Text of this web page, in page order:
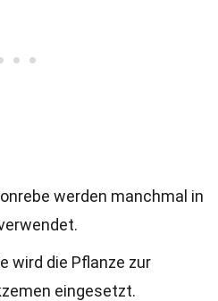
werden manchmal in
wird die Pflanze zur
eingesetzt.